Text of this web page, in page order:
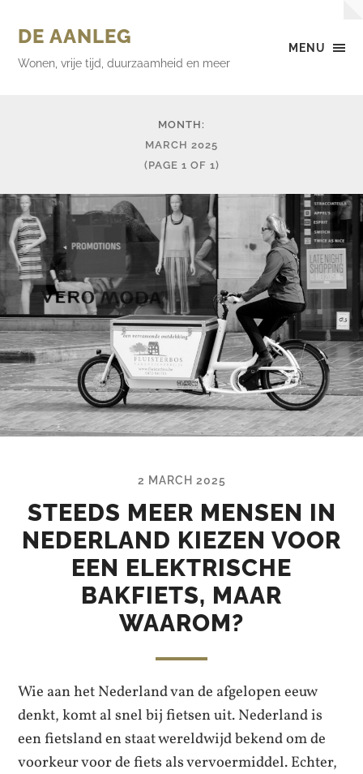
MENU
DE AANLEG
Wonen, vrije tijd, duurzaamheid en meer
MONTH:
MARCH 2025
(PAGE 1 OF 1)
2 MARCH 2025
STEEDS MEER MENSEN IN
NEDERLAND KIEZEN VOOR
EEN ELEKTRISCHE
BAKFIETS, MAAR
WAAROM?
Wie aan het Nederland van de afgelopen eeuw
denkt, komt al snel bij fietsen uit. Nederland is
een fietsland en staat wereldwijd bekend om de
voorkeur voor de fiets als vervoermiddel. Echter,